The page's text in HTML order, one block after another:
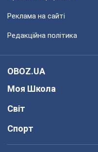
Реклама на сайті
Редакційна політика
OBOZ.UA
Моя Школа
Світ
Спорт